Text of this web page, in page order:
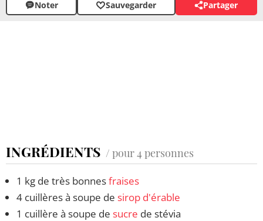
Noter Sauvegarder Partager
INGRÉDIENTS / pour 4 personnes
1 kg de très bonnesfraises
4 cuillères à soupe de sirop d'érable
1 cuillère à soupe de sucre de stévia